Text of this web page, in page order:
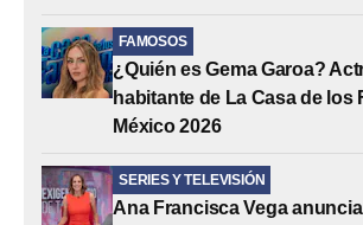
FAMOSOS
¿Quién es Gema Garoa?
habitante de La Casa de los
México 2026
SERIES Y TELEVISIÓN
Ana Francisca Vega